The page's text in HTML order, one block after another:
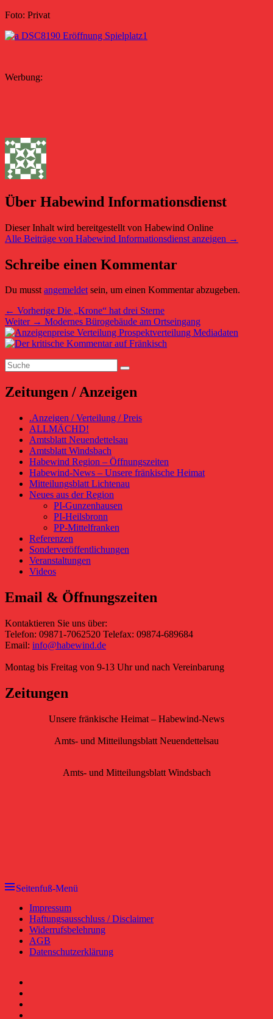
Foto: Privat
Werbung:
Über Habewind Informationsdienst
Dieser Inhalt wird bereitgestellt von Habewind Online
Alle Beiträge von Habewind Informationsdienst anzeigen →
Schreibe einen Kommentar
Du musstangemeldetsein, um einen Kommentar abzugeben.
Beitragsnavigation
← Vorherige Vorheriger
Beitrag:
Die „Krone“ hat drei Sterne
Weiter → Nächster
Beitrag:
Modernes Bürogebäude am Ortseingang
Primärer
Seitenleisten-
Widgetbereich
Suchen
nach:
Suchen
Zeitungen / Anzeigen
.Anzeigen / Verteilung / Preis
ALLMÄCHD!
Amtsblatt Neuendettelsau
Amtsblatt Windsbach
Habewind Region – Öffnungszeiten
Habewind-News – Unsere fränkische Heimat
Mitteilungsblatt Lichtenau
Neues aus der Region
PI-Gunzenhausen
PI-Heilsbronn
PP-Mittelfranken
Referenzen
Sonderveröffentlichungen
Veranstaltungen
Videos
Email & Öffnungszeiten
Kontaktieren Sie uns über:
Telefon: 09871-7062520 Telefax: 09874-689684
Email: info@habewind.de
Montag bis Freitag von 9-13 Uhr und nach Vereinbarung
Zeitungen
Unsere fränkische Heimat – Habewind-News
Amts- und Mitteilungsblatt Neuendettelsau
Amts- und Mitteilungsblatt Windsbach
Seitenfuß-Menü
Seitenfuß-
Menü
Impressum
Haftungsausschluss / Disclaimer
Widerrufsbelehrung
AGB
Datenschutzerklärung